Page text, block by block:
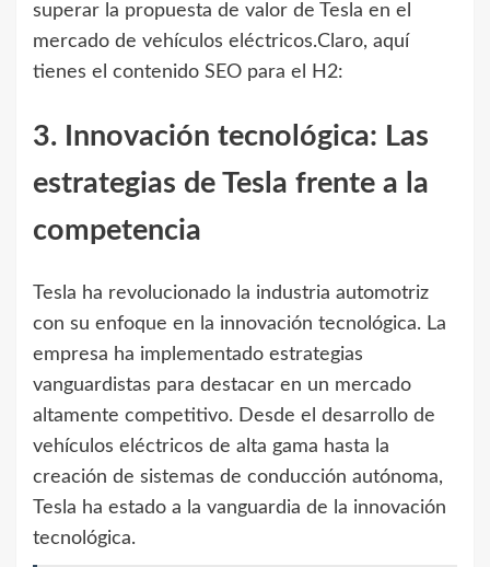
superar la propuesta de valor de Tesla en el
mercado de vehículos eléctricos.Claro, aquí
tienes el contenido SEO para el H2:
3. Innovación tecnológica: Las
estrategias de Tesla frente a la
competencia
Tesla ha revolucionado la industria automotriz
con su enfoque en la innovación tecnológica. La
empresa ha implementado estrategias
vanguardistas para destacar en un mercado
altamente competitivo. Desde el desarrollo de
vehículos eléctricos de alta gama hasta la
creación de sistemas de conducción autónoma,
Tesla ha estado a la vanguardia de la innovación
tecnológica.